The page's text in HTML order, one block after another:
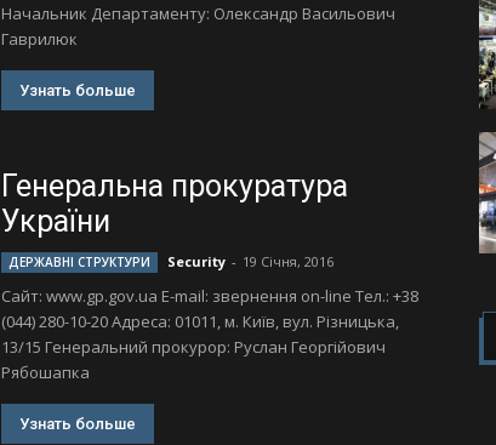
Начальник Департаменту: Олександр Васильович
Гаврилюк
Узнать больше
Генеральна прокуратура
України
ДЕРЖАВНІ СТРУКТУРИ Security - 19 Січня, 2016
Сайт: www.gp.gov.ua Е-mail: звернення оn-line Тел.: +38
(044) 280-10-20 Адреса: 01011, м. Київ, вул. Різницька,
13/15 Генеральний прокурор: Руслан Георгійович
Рябошапка
Узнать больше